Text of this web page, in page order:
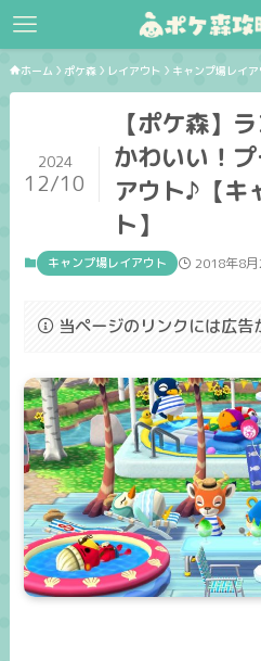
ホーム ポケ森 レイアウト キャンプ場レイア
【ポケ森】
かわいい！
アウト♪【キ
ト】
2024
12/10
キャンプ場レイアウト 2018年8月
当ページのリンクには広告